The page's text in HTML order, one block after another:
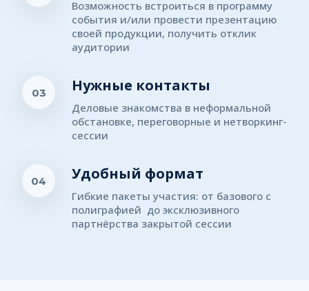
Возможность встроиться в программу
события и/или провести презентацию
своей продукции, получить отклик
аудитории
03 Нужные контакты
Деловые знакомства в неформальной
обстановке, переговорные и нетворкинг-
сессии
04 Удобный формат
Гибкие пакеты участия: от базового с
полиграфией  до эксклюзивного
партнёрства закрытой сессии